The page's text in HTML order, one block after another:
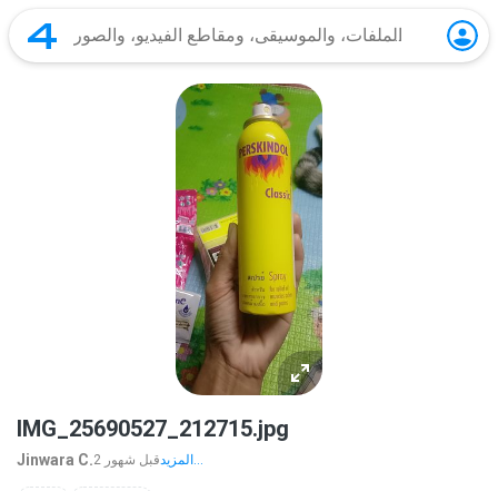
IMG_25690527_212715.jpg
Jinwara C. 2 قبل شهور المزيد...